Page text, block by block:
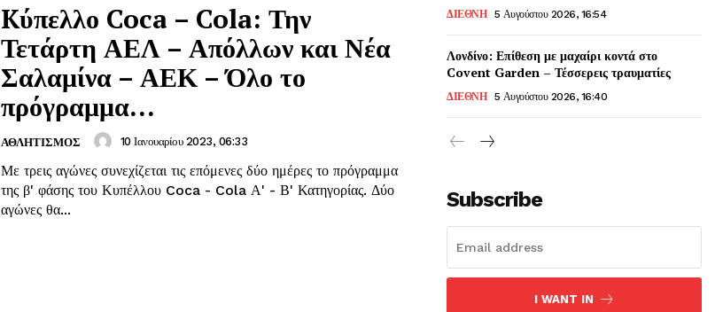
Kύπελλο Coca – Cola: Την
Τετάρτη ΑΕΛ – Απόλλων και Νέα
Σαλαμίνα – ΑΕΚ – Όλο το
πρόγραμμα…
ΑΘΛΗΤΙΣΜΟΣ 10 Ιανουαρίου 2023, 06:33
Με τρεις αγώνες συνεχίζεται τις επόμενες δύο ημέρες το πρόγραμμα
της β' φάσης του Κυπέλλου Coca - Cola Α' - Β' Κατηγορίας. Δύο
αγώνες θα...
ΔΙΕΘΝΗ 5 Αυγούστου 2026, 16:54
Λονδίνο: Επίθεση με μαχαίρι κοντά στο
Covent Garden – Τέσσερεις τραυματίες
ΔΙΕΘΝΗ 5 Αυγούστου 2026, 16:40
Subscribe
I WANT IN